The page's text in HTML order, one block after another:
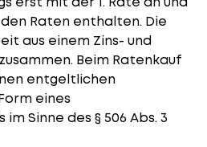
Raten enthalten. Die
aus einem Zins- und
Beim Ratenkauf
entgeltlichen
eines
Sinne des § 506 Abs. 3